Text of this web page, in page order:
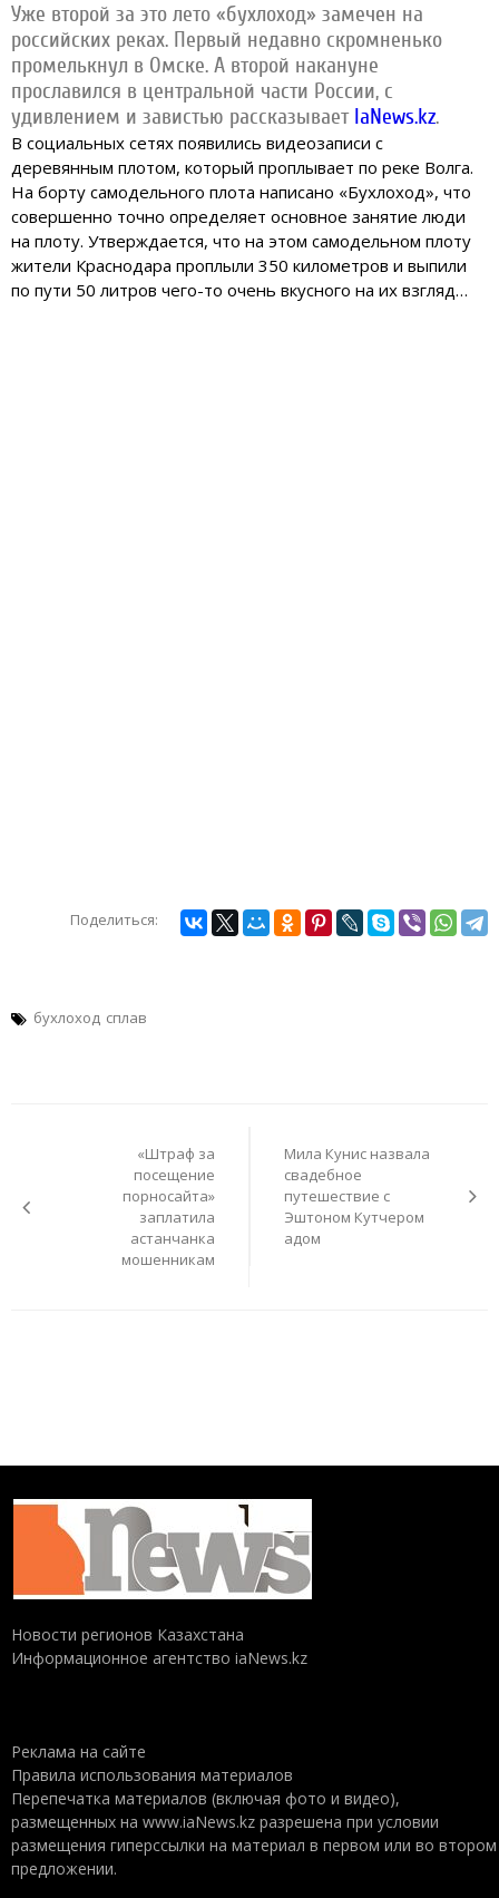
Уже второй за это лето «бухлоход» замечен на
российских реках. Первый недавно скромненько
промелькнул в Омске. А второй накануне
прославился в центральной части России, с
удивлением и завистью рассказывает IaNews.kz.
В социальных сетях появились видеозаписи с
деревянным плотом, который проплывает по реке Волга.
На борту самодельного плота написано «Бухлоход», что
совершенно точно определяет основное занятие люди
на плоту. Утверждается, что на этом самодельном плоту
жители Краснодара проплыли 350 километров и выпили
по пути 50 литров чего-то очень вкусного на их взгляд…
Поделиться:
бухлоход сплав
«Штраф за
посещение
порносайта»
заплатила
астанчанка
мошенникам
Мила Кунис назвала
свадебное
путешествие с
Эштоном Кутчером
адом
Новости регионов Казахстана
Информационное агентство iaNews.kz
Реклама на сайте
Правила использования материалов
Перепечатка материалов (включая фото и видео),
размещенных на www.iaNews.kz разрешена при условии
размещения гиперссылки на материал в первом или во втором
предложении.